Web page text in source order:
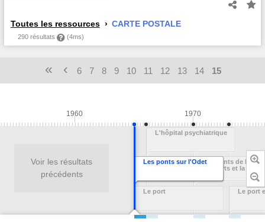
Toutes les ressources CARTE POSTALE
290 résultats (4ms)
« ‹ 6 7 8 9 10 11 12 13 14 15
Les ponts sur l'Odet
Le port
L'hôpital psychiatrique
Les ponts de
remparts et la
Le port
1960 1970
Voir les résultats
précédents